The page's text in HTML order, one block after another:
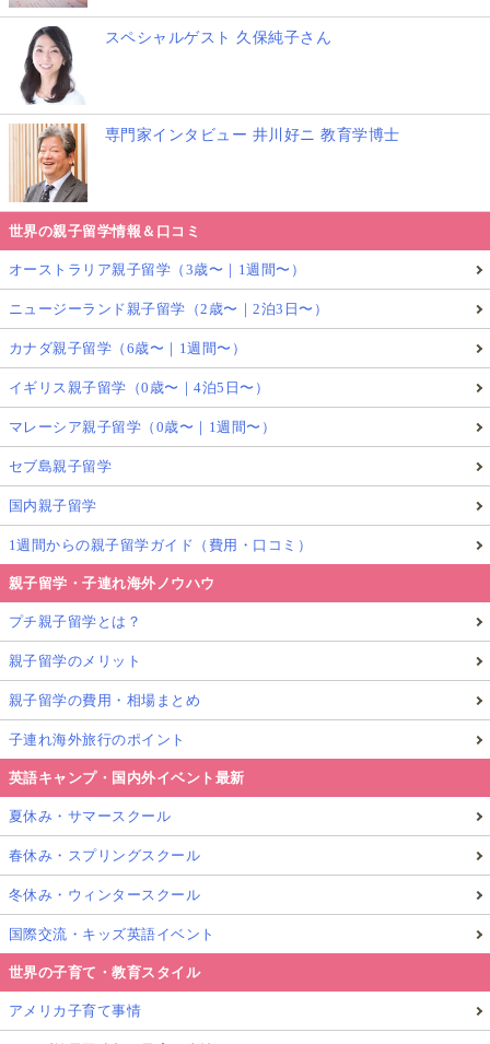
スペシャルゲスト 久保純子さん
専門家インタビュー 井川好ニ 教育学博士
世界の親子留学情報＆口コミ
オーストラリア親子留学（3歳〜｜1週間〜）
ニュージーランド親子留学（2歳〜｜2泊3日〜）
カナダ親子留学（6歳〜｜1週間〜）
イギリス親子留学（0歳〜｜4泊5日〜）
マレーシア親子留学（0歳〜｜1週間〜）
セブ島親子留学
国内親子留学
1週間からの親子留学ガイド（費用・口コミ）
親子留学・子連れ海外ノウハウ
プチ親子留学とは？
親子留学のメリット
親子留学の費用・相場まとめ
子連れ海外旅行のポイント
英語キャンプ・国内外イベント最新
夏休み・サマースクール
春休み・スプリングスクール
冬休み・ウィンタースクール
国際交流・キッズ英語イベント
世界の子育て・教育スタイル
アメリカ子育て事情